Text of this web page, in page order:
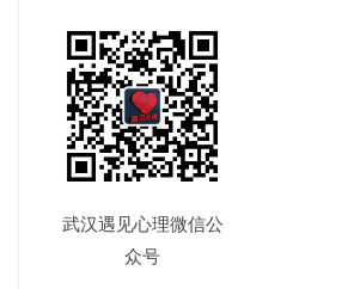
武汉遇见心理微信公
众号